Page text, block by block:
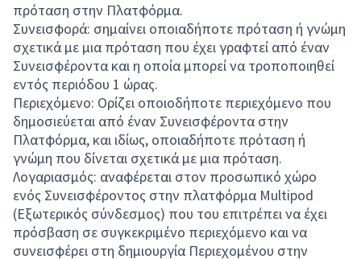
πρόταση στην Πλατφόρμα.
Συνεισφορά: σημαίνει οποιαδήποτε πρόταση ή γνώμη
σχετικά με μια πρόταση που έχει γραφτεί από έναν
Συνεισφέροντα και η οποία μπορεί να τροποποιηθεί
εντός περιόδου 1 ώρας.
Περιεχόμενο: Ορίζει οποιοδήποτε περιεχόμενο που
δημοσιεύεται από έναν Συνεισφέροντα στην
Πλατφόρμα, και ιδίως, οποιαδήποτε πρόταση ή
γνώμη που δίνεται σχετικά με μια πρόταση.
Λογαριασμός: αναφέρεται στον προσωπικό χώρο
ενός Συνεισφέροντος στην πλατφόρμα Multipod
(Εξωτερικός σύνδεσμος) που του επιτρέπει να έχει
πρόσβαση σε συγκεκριμένο περιεχόμενο και να
συνεισφέρει στη δημιουργία Περιεχομένου στην